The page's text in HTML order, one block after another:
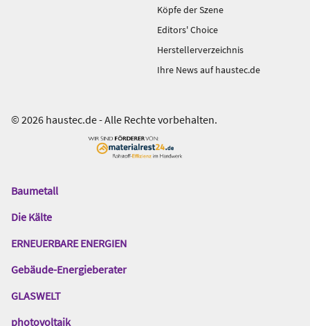
Köpfe der Szene
Editors' Choice
Herstellerverzeichnis
Ihre News auf haustec.de
© 2026 haustec.de - Alle Rechte vorbehalten.
Das
Gentner
Baumetall
Die Kälte
ERNEUERBARE ENERGIEN
Gebäude-Energieberater
GLASWELT
photovoltaik